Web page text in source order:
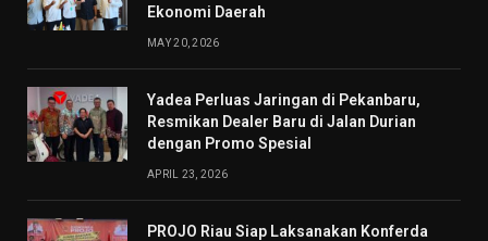
Ekonomi Daerah
MAY 20, 2026
Yadea Perluas Jaringan di Pekanbaru,
Resmikan Dealer Baru di Jalan Durian
dengan Promo Spesial
APRIL 23, 2026
PROJO Riau Siap Laksanakan Konferda